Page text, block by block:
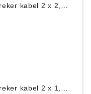
C276 Luidspreker kabel 2 x 2,50 mm² (per meter)